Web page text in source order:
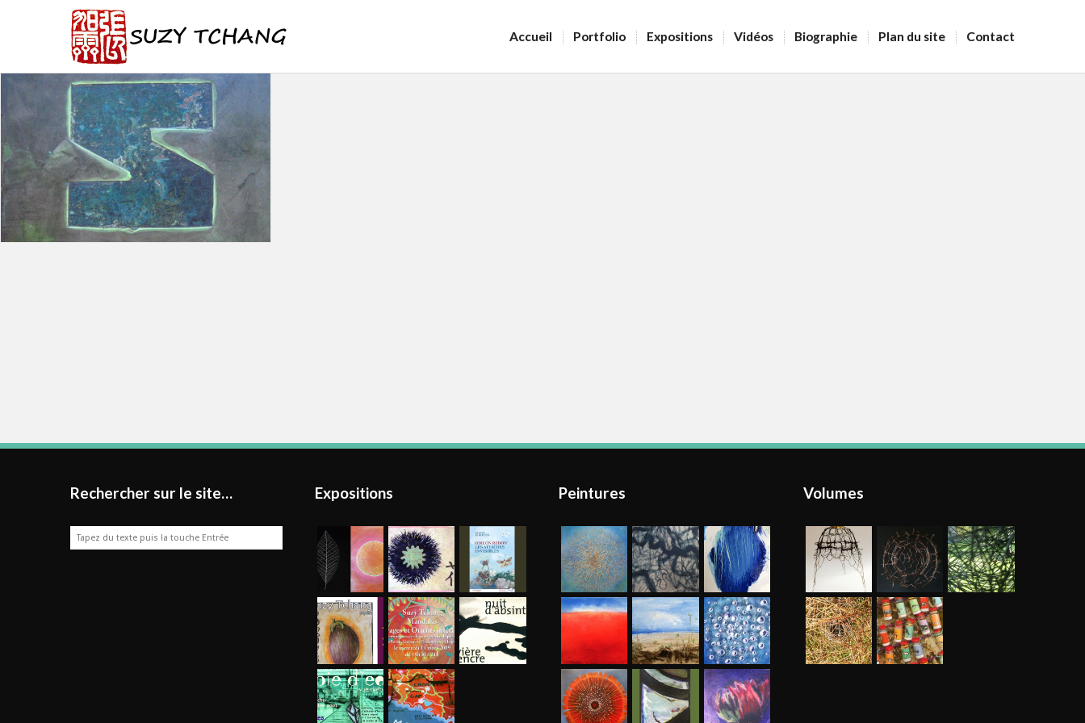
Accueil Portfolio Expositions Vidéos Biographie Plan du site Contact
Rechercher sur le site… Expositions Peintures Volumes